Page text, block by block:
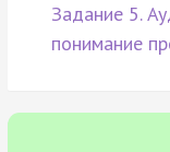
Задание 5.
понимание